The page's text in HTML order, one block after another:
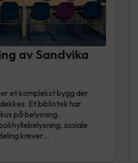
av Sandvika
et komplekst bygg der
har
på belysning.
sosiale
krever…